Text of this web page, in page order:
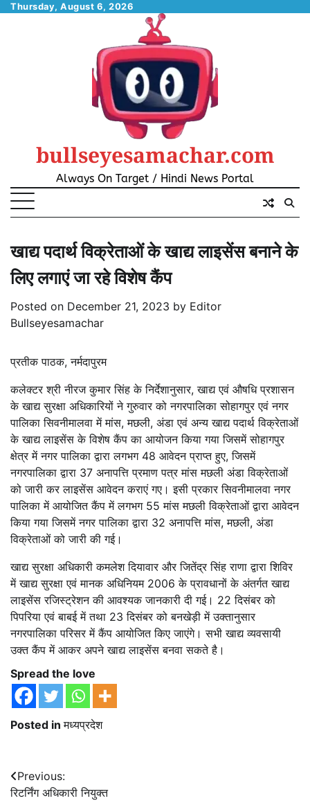
SkipThursday, August 6, 2026
bullseyesamachar.com
Always On Target / Hindi News Portal
खाद्य पदार्थ विक्रेताओं के खाद्य लाइसेंस बनाने के
लिए लगाएं जा रहे विशेष कैंप
Posted on December 21, 2023 by Editor
Bullseyesamachar
प्रतीक पाठक, नर्मदापुरम
कलेक्टर श्री नीरज कुमार सिंह के निर्देशानुसार, खाद्य एवं औषधि प्रशासन
के खाद्य सुरक्षा अधिकारियों ने गुरुवार को नगरपालिका सोहागपुर एवं नगर
पालिका सिवनीमालवा में मांस, मछली, अंडा एवं अन्य खाद्य पदार्थ विक्रेताओं
के खाद्य लाइसेंस के विशेष कैंप का आयोजन किया गया जिसमें सोहागपुर
क्षेत्र में नगर पालिका द्वारा लगभग 48 आवेदन प्राप्त हुए, जिसमें
नगरपालिका द्वारा 37 अनापत्ति प्रमाण पत्र मांस मछली अंडा विक्रेताओं
को जारी कर लाइसेंस आवेदन कराएं गए। इसी प्रकार सिवनीमालवा नगर
पालिका में आयोजित कैंप में लगभग 55 मांस मछली विक्रेताओं द्वारा आवेदन
किया गया जिसमें नगर पालिका द्वारा 32 अनापत्ति मांस, मछली, अंडा
विक्रेताओं को जारी की गई।
खाद्य सुरक्षा अधिकारी कमलेश दियावार और जितेंद्र सिंह राणा द्वारा शिविर
में खाद्य सुरक्षा एवं मानक अधिनियम 2006 के प्रावधानों के अंतर्गत खाद्य
लाइसेंस रजिस्ट्रेशन की आवश्यक जानकारी दी गई। 22 दिसंबर को
पिपरिया एवं बाबई में तथा 23 दिसंबर को बनखेड़ी में उक्तानुसार
नगरपालिका परिसर में कैंप आयोजित किए जाएंगे। सभी खाद्य व्यवसायी
उक्त कैंप में आकर अपने खाद्य लाइसेंस बनवा सकते है।
Spread the love
Posted inमध्यप्रदेश
Post
navigation
Previous:
रिटर्निंग अधिकारी नियुक्त